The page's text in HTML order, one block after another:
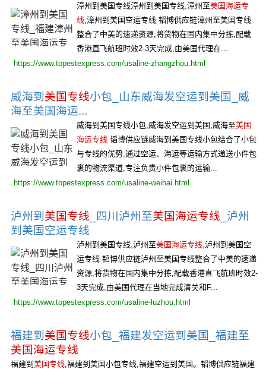
漳州到美国专线漳州到美国专线,漳州至美国海运专
线,漳州到美国空运专线 韬博供应链漳州至美国专线
整合了中美的速递资源,将货物在国内集中分拣,配载
香港直飞航班时效2-3天完成,由美国代理在...
https://www.topestexpress.com/usaline-zhangzhou.html
威海到 美国专线小包_山东威海发空运到美国_威
海至美国海运...
威海到美国专线小包,威海发空运到美国,威海至美国
海运专线韬博供应链威海到美国专线小包结合了小包
与专线的优势,通过空运、海运等运输方式递送小件包
裹的物流渠道,专注负责小件包裹的运输...
https://www.topestexpress.com/usaline-weihai.html
泸州到 美国专线 _四川泸州至美国海运专线 _泸州
到美国空运专线
泸州到美国专线,泸州至美国海运专线,泸州到美国空
运专线 韬博供应链泸州至美国专线整合了中美的速递
资源,将货物在国内集中分拣,配载香港直飞航班时效2-
3天完成,由美国代理在当地完成清关和F...
https://www.topestexpress.com/usaline-luzhou.html
福建到 美国专线小包_福建发空运到美国_福建至
美国海运专线
福建到 美国专线,福建到美国小包专线,福建空运到美国。韬博供应链福建